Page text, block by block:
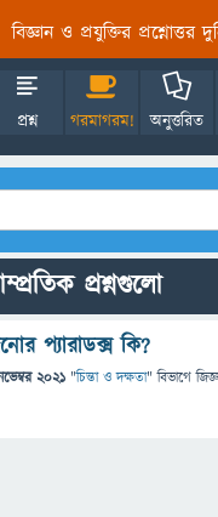
বিজ্ঞান ও প্রযুক্তির প্রশ্নোত্তর
প্রশ্ন গরমাগরম! অনুত্তরিত
প্রশ্নগুলো
প্যারাডক্স কি?
2021 "চিন্তা ও দক্ষতা" বিভাগে